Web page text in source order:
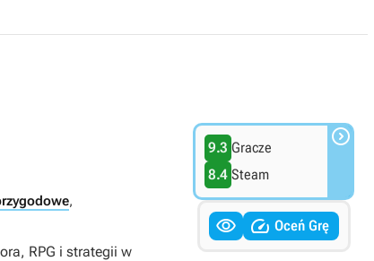
,
RPG i strategii w
9.3 Gracze
8.4 Steam

  Oceń Grę